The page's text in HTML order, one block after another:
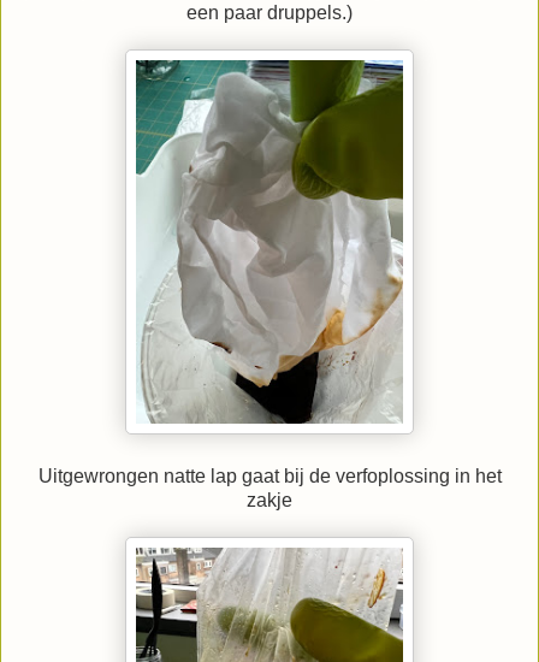
een paar druppels.)
Uitgewrongen natte lap gaat bij de verfoplossing in het
zakje